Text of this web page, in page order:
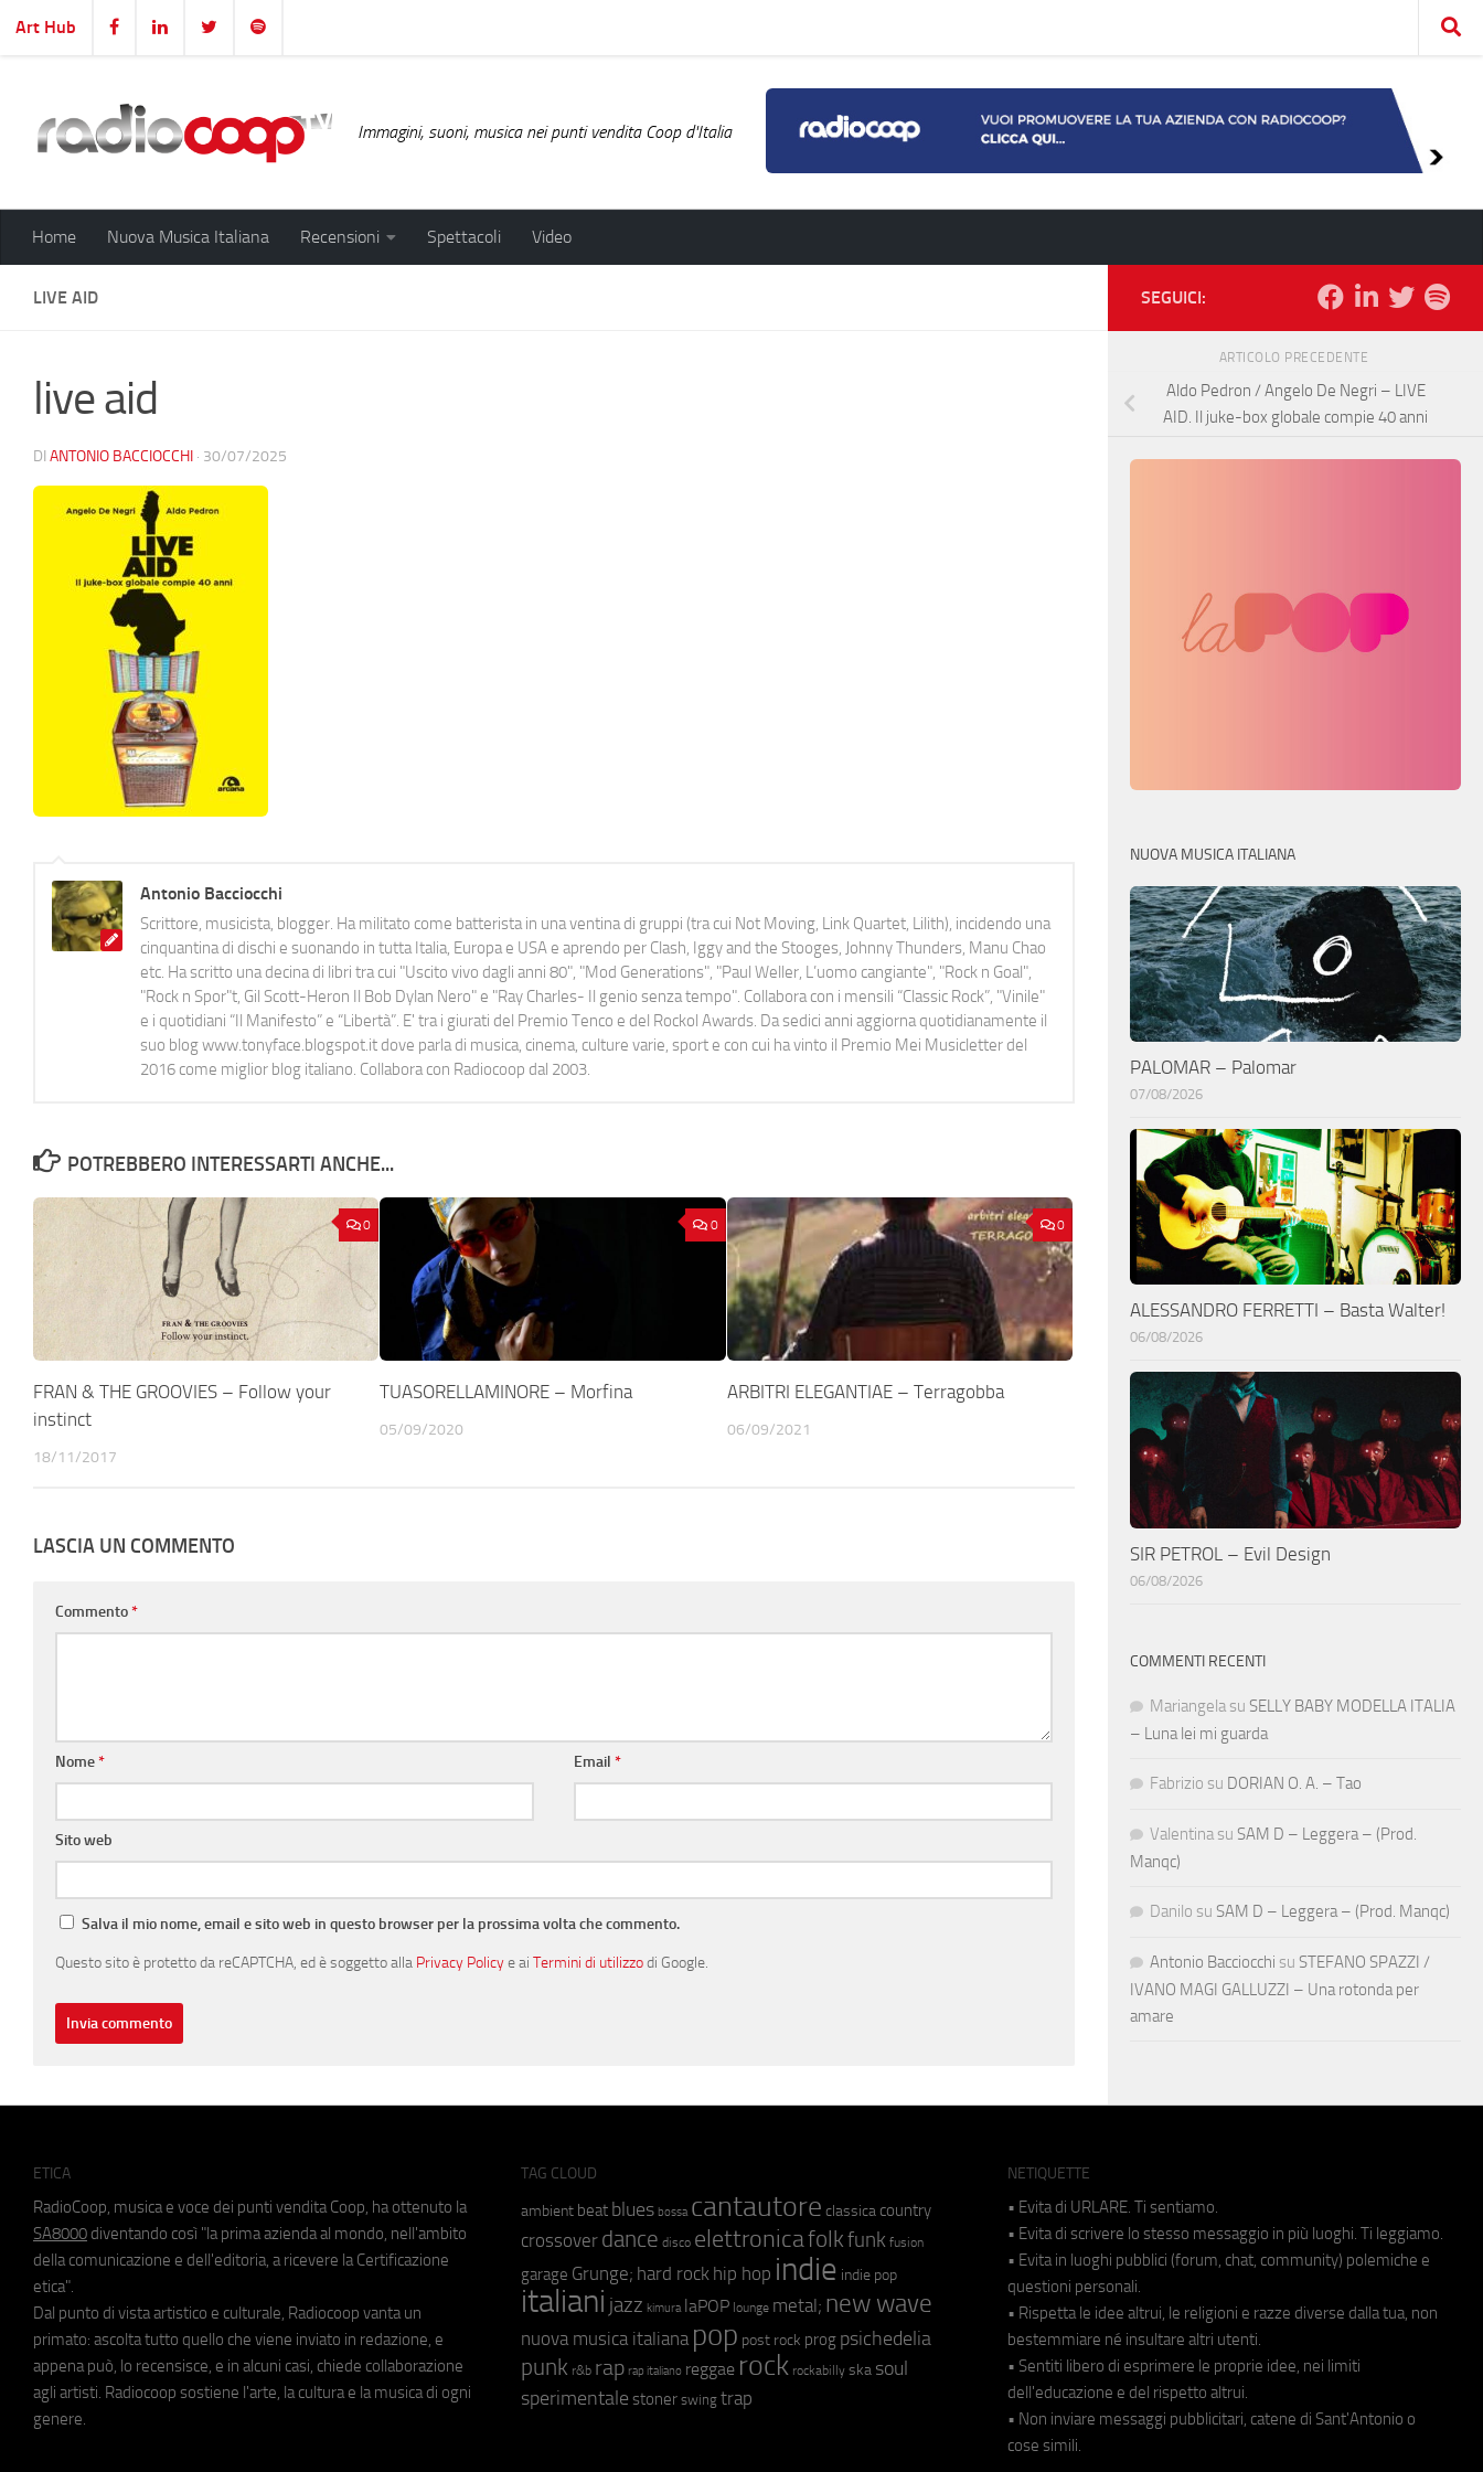
Salta al contenuto
Art Hub
Immagini, suoni, musica nei punti vendita Coop d'Italia
Home Nuova Musica Italiana Recensioni Spettacoli Video
LIVE AID
live aid
DI ANTONIO BACCIOCCHI · 30/07/2025
Antonio Bacciocchi
Scrittore, musicista, blogger. Ha militato come batterista in una ventina di gruppi (tra cui Not Moving, Link Quartet, Lilith), incidendo una
cinquantina di dischi e suonando in tutta Italia, Europa e USA e aprendo per Clash, Iggy and the Stooges, Johnny Thunders, Manu Chao
etc. Ha scritto una decina di libri tra cui "Uscito vivo dagli anni 80", "Mod Generations", "Paul Weller, L’uomo cangiante", "Rock n Goal",
"Rock n Spor"t, Gil Scott-Heron Il Bob Dylan Nero" e "Ray Charles- Il genio senza tempo". Collabora con i mensili “Classic Rock”, "Vinile"
e i quotidiani “Il Manifesto” e “Libertà”. E' tra i giurati del Premio Tenco e del Rockol Awards. Da sedici anni aggiorna quotidianamente il
suo blog www.tonyface.blogspot.it dove parla di musica, cinema, culture varie, sport e con cui ha vinto il Premio Mei Musicletter del
2016 come miglior blog italiano. Collabora con Radiocoop dal 2003.
POTREBBERO INTERESSARTI ANCHE...
0
FRAN & THE GROOVIES – Follow your
instinct
18/11/2017
0
TUASORELLAMINORE – Morfina
05/09/2020
0
ARBITRI ELEGANTIAE – Terragobba
06/09/2021
LASCIA UN COMMENTO
Commento*
Nome* Email*
Sito web
Salva il mio nome, email e sito web in questo browser per la prossima volta che commento.
Questo sito è protetto da reCAPTCHA, ed è soggetto alla Privacy Policye ai Termini di utilizzodi Google.
SEGUICI:
ARTICOLO PRECEDENTE
Aldo Pedron / Angelo De Negri – LIVE
AID. Il juke-box globale compie 40 anni
NUOVA MUSICA ITALIANA
PALOMAR – Palomar
07/08/2026
ALESSANDRO FERRETTI – Basta Walter!
06/08/2026
SIR PETROL – Evil Design
06/08/2026
COMMENTI RECENTI
Mariangela su SELLY BABY MODELLA ITALIA
– Luna lei mi guarda
Fabrizio su DORIAN O. A. – Tao
Valentina su SAM D – Leggera – (Prod.
Manqc)
Danilo su SAM D – Leggera – (Prod. Manqc)
Antonio Bacciocchi su STEFANO SPAZZI /
IVANO MAGI GALLUZZI – Una rotonda per
amare
ETICA
RadioCoop, musica e voce dei punti vendita Coop, ha ottenuto la
SA8000 diventando così "la prima azienda al mondo, nell'ambito
della comunicazione e dell'editoria, a ricevere la Certificazione
etica".
Dal punto di vista artistico e culturale, Radiocoop vanta un
primato: ascolta tutto quello che viene inviato in redazione, e
appena può, lo recensisce, e in alcuni casi, chiede collaborazione
agli artisti. Radiocoop sostiene l'arte, la cultura e la musica di ogni
genere.
TAG CLOUD
ambient beat blues bossa cantautore classica country
crossover dance disco elettronicafolkfunk fusion
garage Grunge; hard rock hip hop indie indie pop
italiani jazz kimura laPOP lounge metal; new wave
nuova musica italiana pop post rock prog psichedelia
punk r&b rap rap italiano reggae rock rockabilly ska soul
sperimentale stoner swing trap
NETIQUETTE
• Evita di URLARE. Ti sentiamo.
• Evita di scrivere lo stesso messaggio in più luoghi. Ti leggiamo.
• Evita in luoghi pubblici (forum, chat, community) polemiche e
questioni personali.
• Rispetta le idee altrui, le religioni e razze diverse dalla tua, non
bestemmiare né insultare altri utenti.
• Sentiti libero di esprimere le proprie idee, nei limiti
dell'educazione e del rispetto altrui.
• Non inviare messaggi pubblicitari, catene di Sant'Antonio o
cose simili.